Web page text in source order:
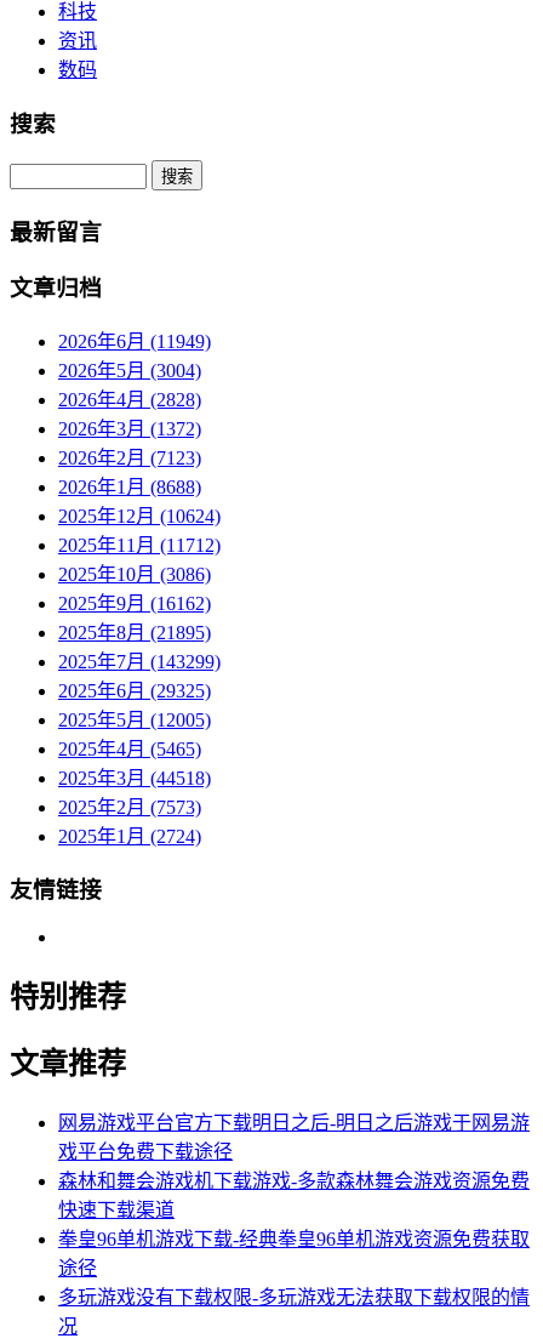
科技
资讯
数码
搜索
Search
最新留言
文章归档
2026年6月 (11949)
2026年5月 (3004)
2026年4月 (2828)
2026年3月 (1372)
2026年2月 (7123)
2026年1月 (8688)
2025年12月 (10624)
2025年11月 (11712)
2025年10月 (3086)
2025年9月 (16162)
2025年8月 (21895)
2025年7月 (143299)
2025年6月 (29325)
2025年5月 (12005)
2025年4月 (5465)
2025年3月 (44518)
2025年2月 (7573)
2025年1月 (2724)
友情链接
特别推荐
文章推荐
网易游戏平台官方下载明日之后-明日之后游戏于网易游
戏平台免费下载途径
森林和舞会游戏机下载游戏-多款森林舞会游戏资源免费
快速下载渠道
拳皇96单机游戏下载-经典拳皇96单机游戏资源免费获取
途径
多玩游戏没有下载权限-多玩游戏无法获取下载权限的情
况